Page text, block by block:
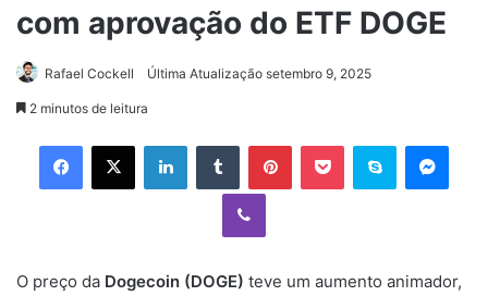
com aprovação do ETF DOGE
Rafael Cockell Última Atualização setembro 9, 2025
2 minutos de leitura
Facebook
X LinkedinTumblr PinterestPocket Skype
Viber
O preço da Dogecoin (DOGE) teve um aumento animador,